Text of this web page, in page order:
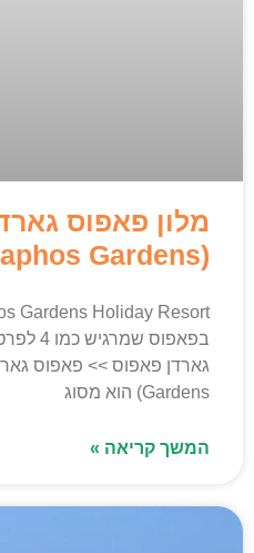
מלון פאפוס
(Paphos Gardens)
בפאפוס
Gardens) הוא מסוג
המשך קריאה »